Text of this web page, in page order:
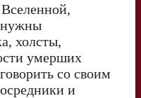
холсты,
умерших
со своим
и